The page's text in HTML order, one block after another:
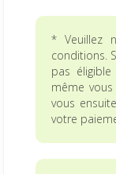
* Veuillez
conditions.
pas
même
vous
votre